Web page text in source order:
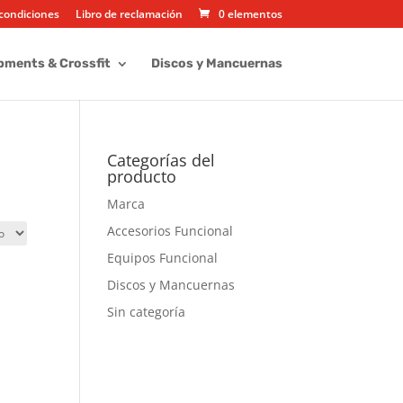
Libro de reclamación 0 elementos
& Crossfit Discos y Mancuernas
Categorías del
producto
Marca
Accesorios Funcional
Equipos Funcional
Discos y Mancuernas
Sin categoría